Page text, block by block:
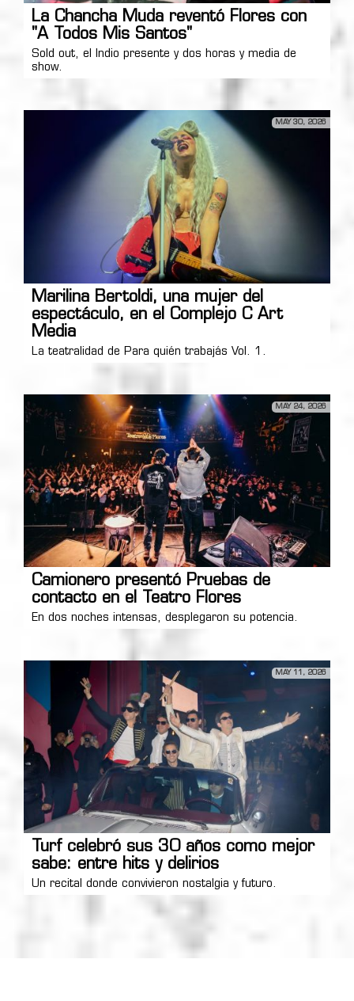
La Chancha Muda reventó Flores con
"A Todos Mis Santos"
Sold out, el Indio presente y dos horas y media de
show.
MAY 30, 2026
Marilina Bertoldi, una mujer del
espectáculo, en el Complejo C Art
Media
La teatralidad de Para quién trabajás Vol. 1.
MAY 24, 2026
Camionero presentó Pruebas de
contacto en el Teatro Flores
En dos noches intensas, desplegaron su potencia.
MAY 11, 2026
Turf celebró sus 30 años como mejor
sabe: entre hits y delirios
Un recital donde convivieron nostalgia y futuro.